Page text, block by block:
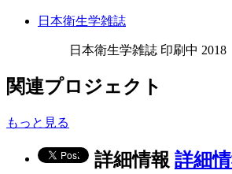
日本衛生学雑誌
日本衛生学雑誌 印刷中 2018
関連プロジェクト
もっと見る
詳細情報 詳細